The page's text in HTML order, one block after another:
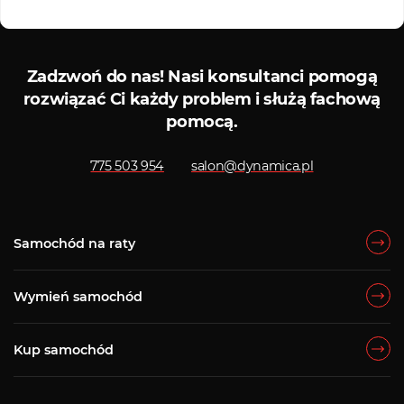
Zadzwoń do nas!Nasi konsultanci pomogą
rozwiązać Ci każdy problem i służą fachową
pomocą.
775 503 954 salon@dynamica.pl
Samochód na raty
Wymień samochód
Kup samochód